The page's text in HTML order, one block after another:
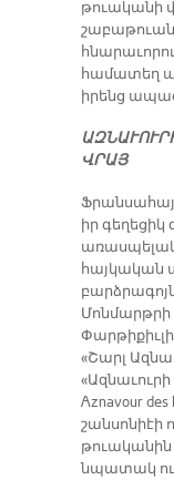
թուականի
համատեղ
իրենց
ՎՐԱՅ
Ֆրանսահայ
իր
հայկական
Մոնմարթրի
«Շարլ
Aznavour
շանսոնիէի
թուականին
նպատակ